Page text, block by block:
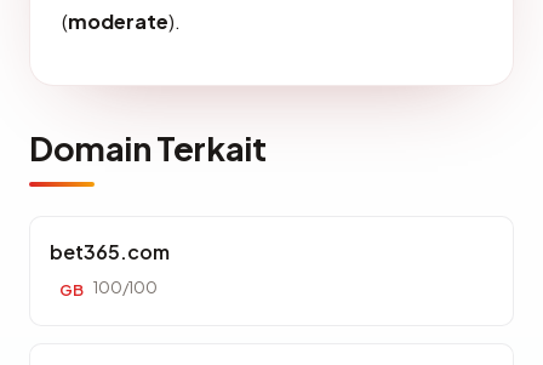
(moderate).
Domain Terkait
bet365.com
GB 100/100